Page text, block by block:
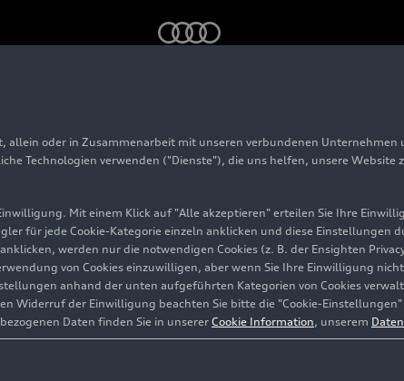
hybridquattro
allein oder in Zusammenarbeit mit unseren verbundenen
Technologien verwenden ("Dienste"), die uns helfen, unsere
Mit einem Klick auf "Alle akzeptieren" erteilen Sie Ihre
für jede Cookie-Kategorie einzeln anklicken und diese Einstellungen
werden nur die notwendigen Cookies (z. B. der Ensighten
von Cookies einzuwilligen, aber wenn Sie Ihre Einwilligung
anhand der unten aufgeführten Kategorien von Cookies
Widerruf der Einwilligung beachten Sie bitte die "Cookie-
Daten finden Sie in unserer Cookie Information, unserem